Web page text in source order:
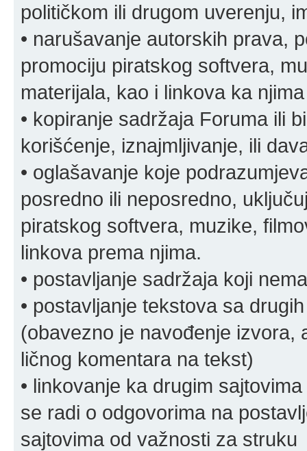
političkom ili drugom uverenju,
• narušavanje autorskih prava,
promociju piratskog softvera,
materijala, kao i linkova ka njima
• kopiranje sadržaja Foruma ili
korišćenje, iznajmljivanje, ili
• oglašavanje koje
posredno ili neposredno,
piratskog softvera, muzike,
linkova prema njima.
• postavljanje sadržaja koji
• postavljanje tekstova sa
(obavezno je navođenje izvora,
ličnog komentara na tekst)
• linkovanje ka drugim
se radi o odgovorima na
sajtovima od važnosti za struku